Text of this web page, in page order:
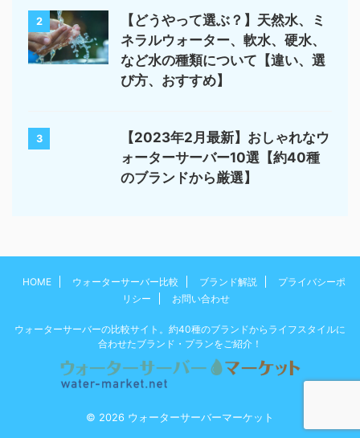
2
【どうやって選ぶ？】天然水、ミ
ネラルウォーター、軟水、硬水、
など水の種類について【違い、選
び方、おすすめ】
3
【2023年2月最新】おしゃれなウ
ォーターサーバー10選【約40種
のブランドから厳選】
HOME ウォーターサーバー比較 ブランド解説
プライバシーポ
リシー
お問い合わせ
ウォーターサーバーの比較サイト。約40種のブランドからライフスタイルに
合わせたブランド・プランをご紹介！
© 2026 ウォーターサーバーマーケット